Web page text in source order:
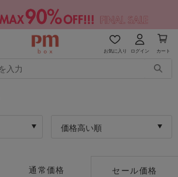
お気に入り ログイン カート
価格高い順
通常価格 セール価格